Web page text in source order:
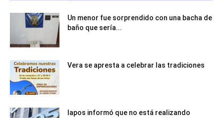
Un menor fue sorprendido con una bacha de
baño que sería...
Vera se apresta a celebrar las tradiciones
Iapos informó que no está realizando